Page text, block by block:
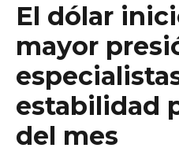
El dólar
mayor
estabilidad
del mes